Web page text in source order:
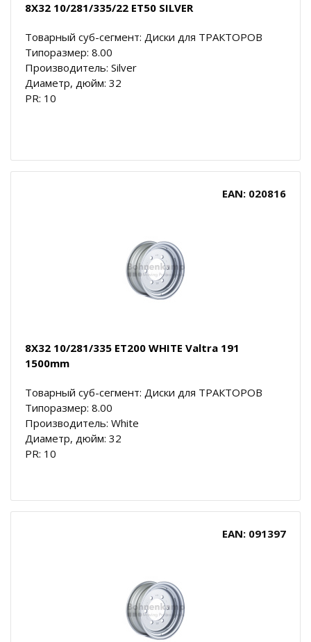
8X32 10/281/335/22 ET50 SILVER
Товарный суб-сегмент: Диски для ТРАКТОРОВ
Типоразмер: 8.00
Производитель: Silver
Диаметр, дюйм: 32
PR: 10
EAN: 020816
8X32 10/281/335 ET200 WHITE Valtra 191
1500mm
Товарный суб-сегмент: Диски для ТРАКТОРОВ
Типоразмер: 8.00
Производитель: White
Диаметр, дюйм: 32
PR: 10
EAN: 091397